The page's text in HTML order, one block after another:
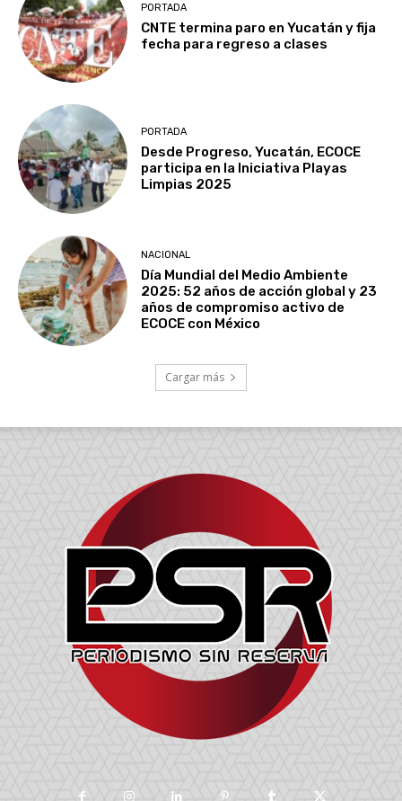
PORTADA
CNTE termina paro en Yucatán y fija
fecha para regreso a clases
PORTADA
Desde Progreso, Yucatán, ECOCE
participa en la Iniciativa Playas
Limpias 2025
NACIONAL
Día Mundial del Medio Ambiente
2025: 52 años de acción global y 23
años de compromiso activo de
ECOCE con México
Cargar más